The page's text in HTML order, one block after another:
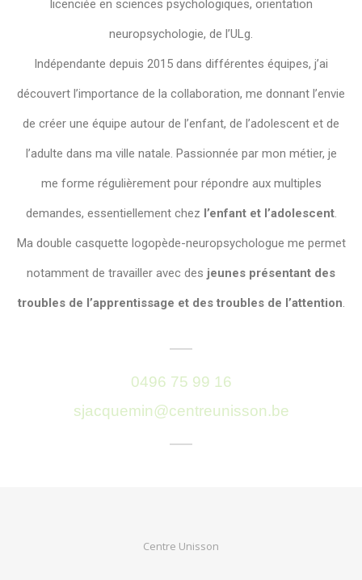
licenciée en sciences psychologiques, orientation
neuropsychologie, de l’ULg.
Indépendante depuis 2015 dans différentes équipes, j’ai
découvert l’importance de la collaboration, me donnant l’envie
de créer une équipe autour de l’enfant, de l’adolescent et de
l’adulte dans ma ville natale. Passionnée par mon métier, je
me forme régulièrement pour répondre aux multiples
demandes, essentiellement chez l’enfant et l’adolescent.
Ma double casquette logopède-neuropsychologue me permet
notamment de travailler avec des jeunes présentant des
troubles de l’apprentissage et des troubles de l’attention.
0496 75 99 16
sjacquemin@centreunisson.be
Centre Unisson